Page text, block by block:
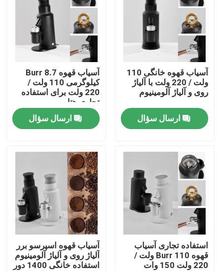
محصولات
نمایش VR
درباره ما
تور کارخانه
با ما تماس بگیرید
موارد
آسیاب دانه قهوه
آسیاب قهوه Burr
آسیاب قهوه خانگی 110
ولت / 220 ولت با آلیاژ
روی و آلیاژ آلومینیوم
ارسال سؤال
آسیاب قهوه Burr 8.7
کیلوگرمی 110 ولت /
220 ولت برای استفاده
تجاری هتل
ارسال سؤال
استفاده تجاری آسیاب
قهوه Burr 110 ولت /
220 ولت 150 وات
آسیاب قهوه اسپرسو برر
آلیاژ روی و آلیاژ آلومینیوم
استفاده خانگی 1400 دور